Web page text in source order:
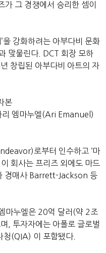
그 경쟁에서 승리한 셈이
을 강화하려는 아부다비 문화
맞물린다. DCT 회장 모하
창립된 아부다비 아트의 자
본
리 엠마누엘(Ari Emanuel)
로부터 인수하고 ‘마
회사는 프리즈 외에도 마드
경매사 Barrett-Jackson 등
마누엘은 20억 달러(약 2조
, 투자자에는 아폴로 글로벌
청(QIA) 이 포함됐다.